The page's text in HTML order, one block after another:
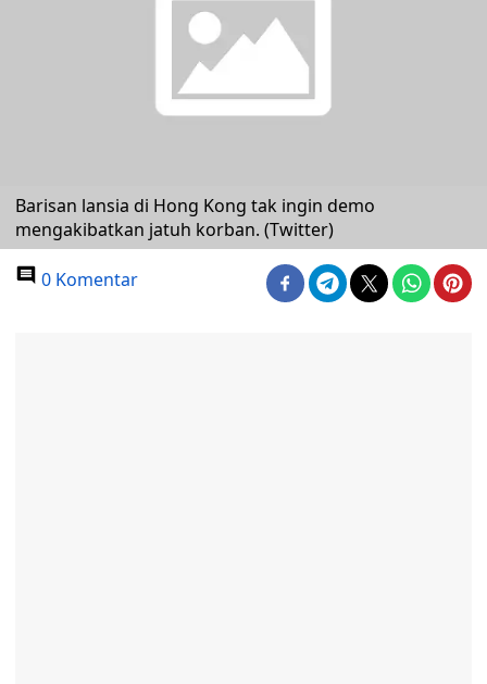
Barisan lansia di Hong Kong tak ingin demo
mengakibatkan jatuh korban. (Twitter)
0 Komentar